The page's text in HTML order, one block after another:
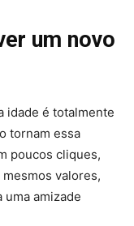
um novo
idade é totalmente
tornam essa
poucos cliques,
valores,
amizade